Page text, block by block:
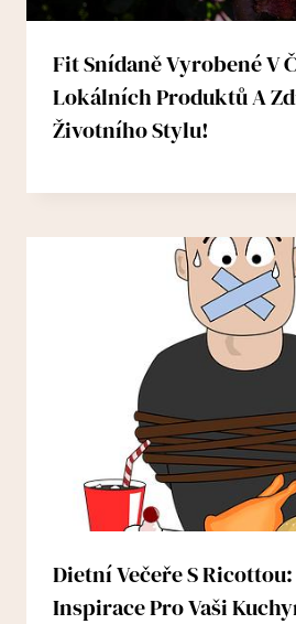
Fit Snídaně Vyrobené V
Lokálních Produktů A
Životního Stylu!
Dietní Večeře S
Inspirace Pro Vaši